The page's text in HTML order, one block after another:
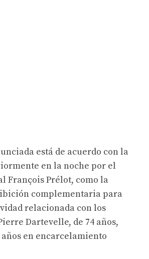
está de acuerdo con la
en la noche por el
François Prélot, como la
complementaria para
relacionada con los
Dartevelle, de 74 años,
en encarcelamiento